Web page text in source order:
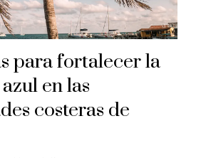
para fortalecer la
en las
costeras de